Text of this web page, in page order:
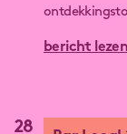
verrassende
bericht lezen
28